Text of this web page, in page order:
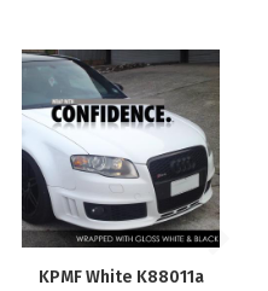
KPMF White K88011a